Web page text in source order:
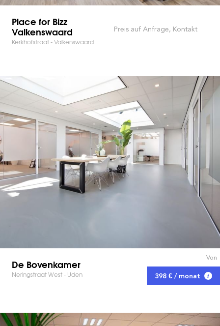
Place for Bizz
Valkenswaard
Kerkhofstraat - Valkenswaard
Preis auf Anfrage, Kontakt
De Bovenkamer
Neringstraat West - Uden
Von
398 € / monat